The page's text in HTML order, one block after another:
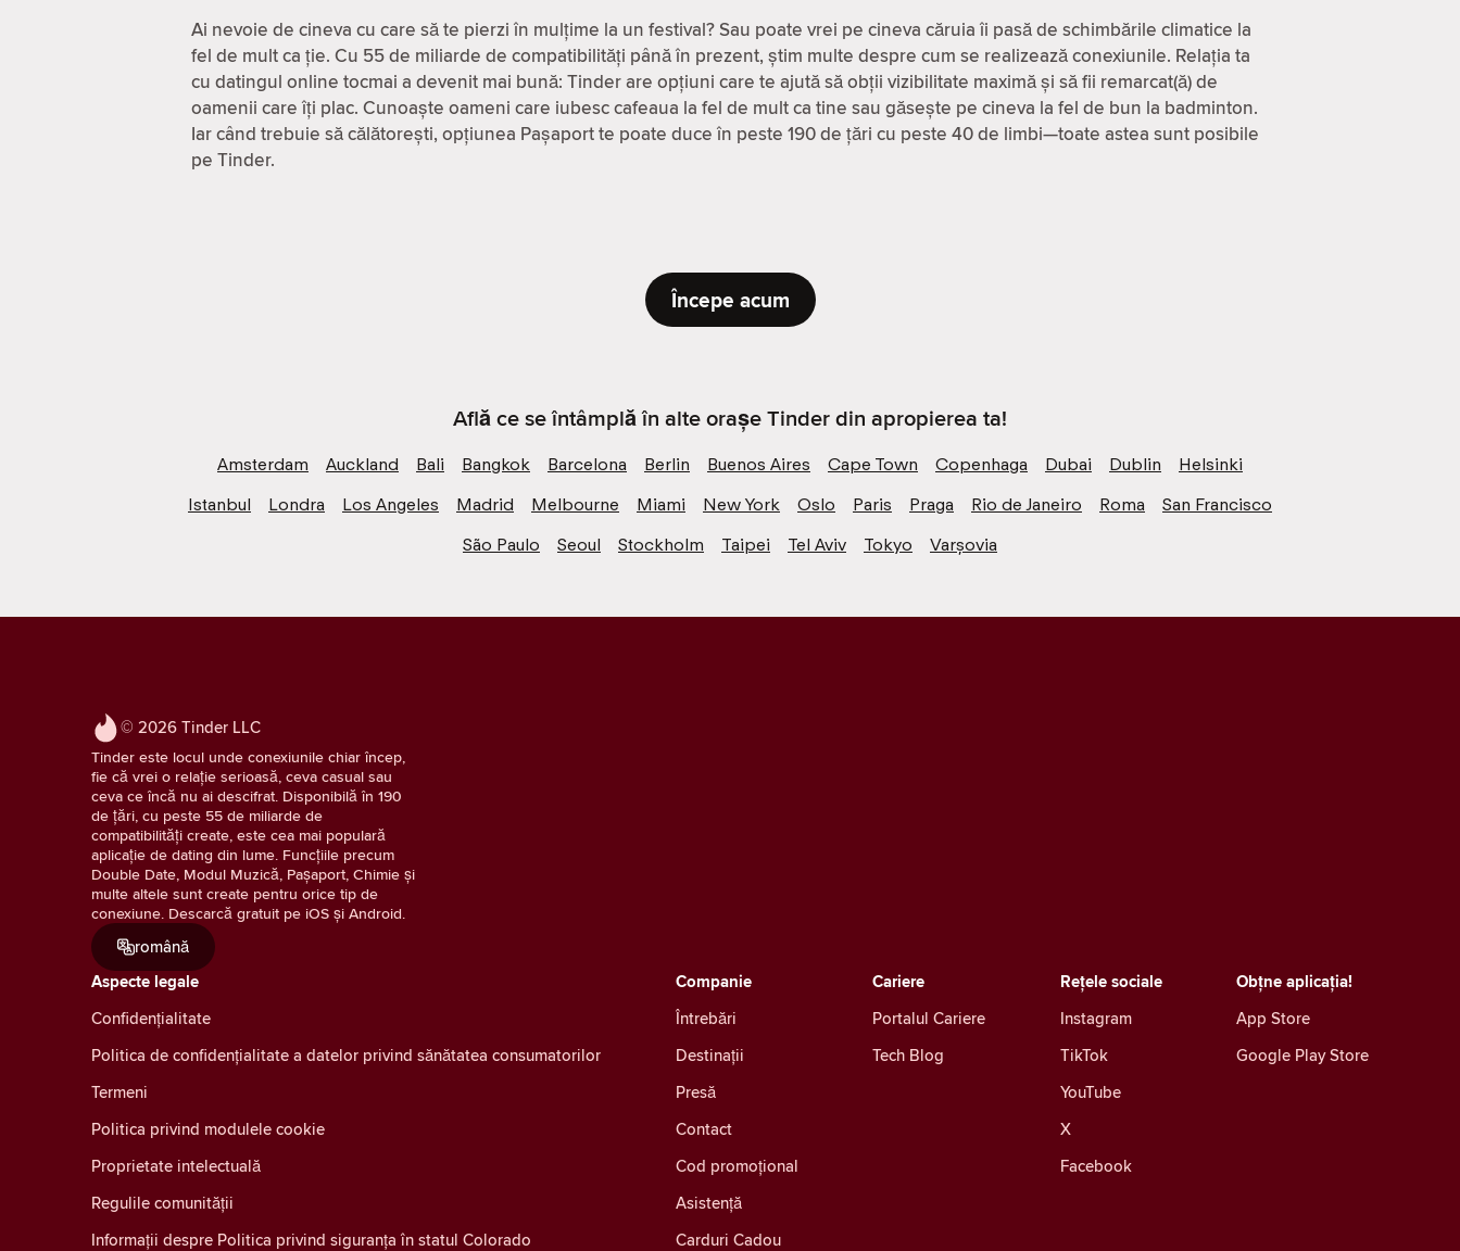
Ai nevoie de cineva cu care să te pierzi în mulțime la un festival? Sau poate vrei pe cineva căruia îi pasă de schimbările climatice la
fel de mult ca ție. Cu 55 de miliarde de compatibilităţi până în prezent, știm multe despre cum se realizează conexiunile. Relația ta
cu datingul online tocmai a devenit mai bună: Tinder are opțiuni care te ajută să obții vizibilitate maximă și să fii remarcat(ă) de
oamenii care îți plac. Cunoaște oameni care iubesc cafeaua la fel de mult ca tine sau găsește pe cineva la fel de bun la badminton.
Iar când trebuie să călătorești, opțiunea Pașaport te poate duce în peste 190 de țări cu peste 40 de limbi—toate astea sunt posibile
pe Tinder.
Începe acum
Află ce se întâmplă în alte orașe Tinder din apropierea ta!
Amsterdam Auckland Bali Bangkok Barcelona Berlin Buenos Aires Cape Town Copenhaga Dubai Dublin
Helsinki
Istanbul
Londra Los Angeles Madrid Melbourne Miami New York Oslo Paris Praga Rio de Janeiro Roma
San Francisco
São Paulo
Seoul Stockholm Taipei Tel Aviv Tokyo Varșovia
© 2026 Tinder LLC
Tinder este locul unde conexiunile chiar încep,
fie că vrei o relație serioasă, ceva casual sau
ceva ce încă nu ai descifrat. Disponibilă în 190
de țări, cu peste 55 de miliarde de
compatibilități create, este cea mai populară
aplicație de dating din lume. Funcțiile precum
Double Date, Modul Muzică, Pașaport, Chimie și
multe altele sunt create pentru orice tip de
conexiune. Descarcă gratuit pe iOS și Android.
română
Rețele sociale
Instagram
TikTok
YouTube
X
Facebook
Aspecte legale
Confidenţialitate
Politica de confidențialitate a datelor privind sănătatea consumatorilor
Termeni
Politica privind modulele cookie
Proprietate intelectuală
Regulile comunității
Informații despre Politica privind siguranța în statul Colorado
Cariere
Portalul Cariere
Tech Blog
Companie
Întrebări
Destinații
Presă
Contact
Cod promoțional
Asistență
Carduri Cadou
Obțne aplicația!
App Store
Google Play Store